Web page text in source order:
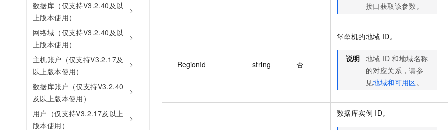
数据库（仅支持V3.2.40及以
上版本使用）
网络域（仅支持V3.2.40及以
上版本使用）
主机账户（仅支持V3.2.17及
以上版本使用）
数据库账户（仅支持V3.2.40
及以上版本使用）
用户（仅支持V3.2.17及以上
版本使用）
接口获取该参数。
RegionId string 否
堡垒机的地域 ID。
说明 地域 ID 和地域名称
的对应关系，请参
见地域和可用区。
数据库实例 ID。